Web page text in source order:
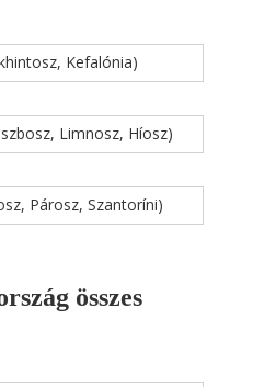
Kefalónia)
Limnosz, Híosz)
Párosz, Szantoríni)
összes